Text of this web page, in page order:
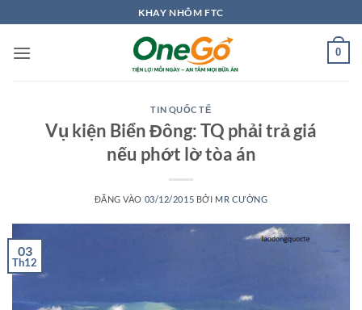
qua
nội
KHAY NHÔM FTC
0
TIN QUỐC TẾ
Vụ kiện Biển Đông: TQ phải trả giá
nếu phớt lờ tòa án
ĐĂNG VÀO 03/12/2015 BỞI MR CƯỜNG
03
Th12